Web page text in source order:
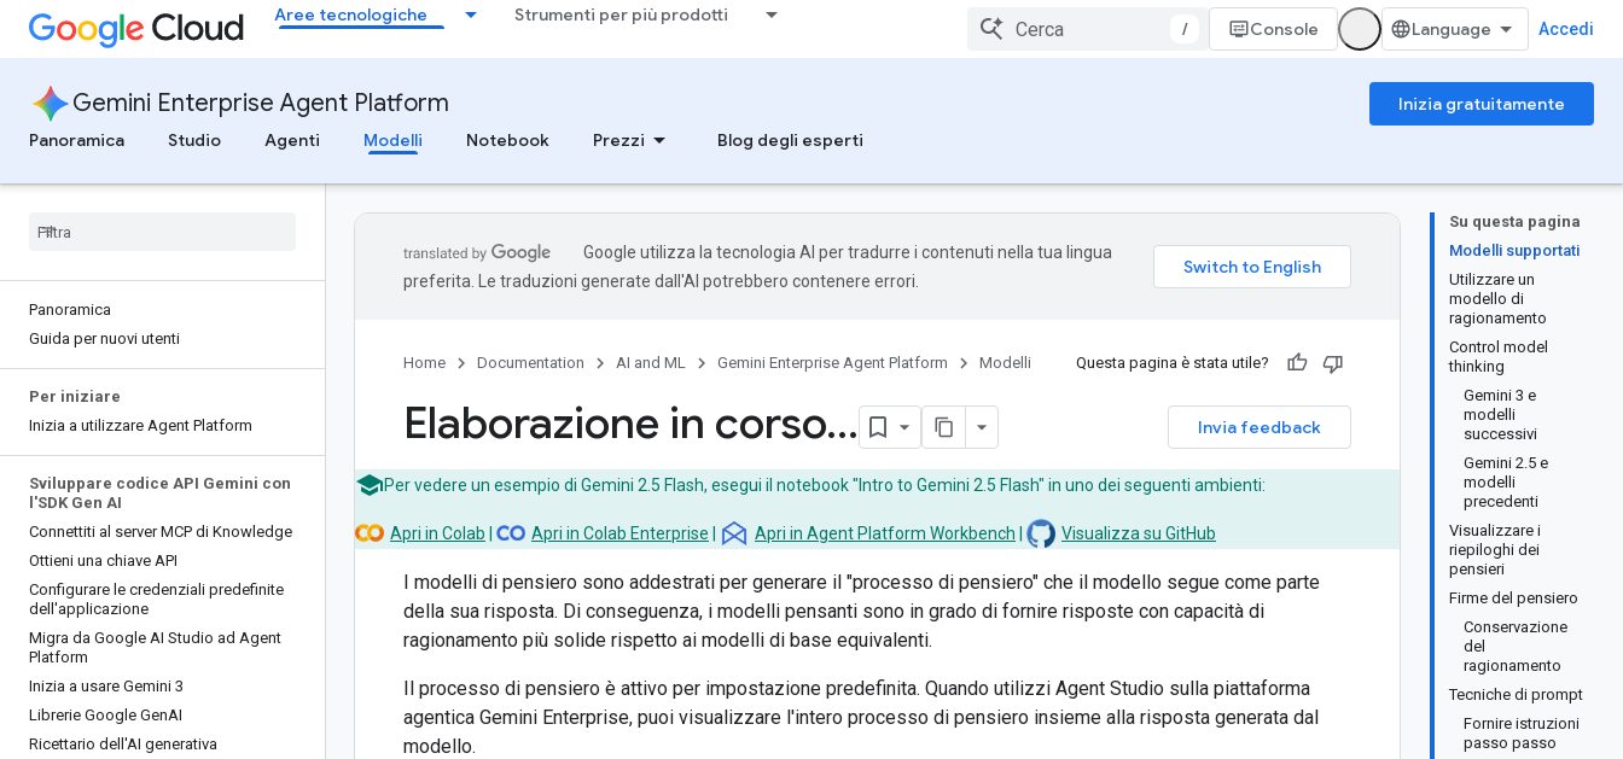
Aree tecnologiche Strumenti per più prodotti
/ Console Accedi
Gemini Enterprise Agent Platform
Inizia gratuitamente
Panoramica
Studio Agenti Modelli Notebook Prezzi Blog degli esperti
Panoramica
Guida per nuovi utenti
Per iniziare
Inizia a utilizzare Agent Platform
Sviluppare codice API Gemini con
l'SDK Gen AI
Connettiti al server MCP di Knowledge
Ottieni una chiave API
Configurare le credenziali predefinite
dell'applicazione
Migra da Google AI Studio ad Agent
Platform
Inizia a usare Gemini 3
Librerie Google GenAI
Ricettario dell'AI generativa
Su questa pagina
Modelli supportati
Utilizzare un
modello di
ragionamento
Control model
thinking
Gemini 3 e
modelli
successivi
Gemini 2.5 e
modelli
precedenti
Visualizzare i
riepiloghi dei
pensieri
Firme del pensiero
Conservazione
del
ragionamento
Tecniche di prompt
Fornire istruzioni
passo passo
Google utilizza la tecnologia AI per tradurre i contenuti nella tua lingua
preferita. Le traduzioni generate dall'AI potrebbero contenere errori.
Home Documentation AI and ML Gemini Enterprise Agent Platform Modelli Questa pagina è stata utile?
Invia feedback
Elaborazione in corso…
Per vedere un esempio di Gemini 2.5 Flash, esegui il notebook "Intro to Gemini 2.5 Flash" in uno dei seguenti ambienti:
Apri in Colab Apri in Colab Enterprise Apri in Agent Platform Workbench Visualizza su GitHub
I modelli di pensiero sono addestrati per generare il "processo di pensiero" che il modello segue come parte
della sua risposta. Di conseguenza, i modelli pensanti sono in grado di fornire risposte con capacità di
ragionamento più solide rispetto ai modelli di base equivalenti.
Il processo di pensiero è attivo per impostazione predefinita. Quando utilizzi Agent Studio sulla piattaforma
agentica Gemini Enterprise, puoi visualizzare l'intero processo di pensiero insieme alla risposta generata dal
modello.